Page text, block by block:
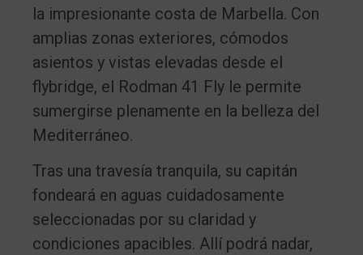
la impresionante costa de Marbella. Con
amplias zonas exteriores, cómodos
asientos y vistas elevadas desde el
flybridge, el Rodman 41 Fly le permite
sumergirse plenamente en la belleza del
Mediterráneo.
Tras una travesía tranquila, su capitán
fondeará en aguas cuidadosamente
seleccionadas por su claridad y
condiciones apacibles. Allí podrá nadar,